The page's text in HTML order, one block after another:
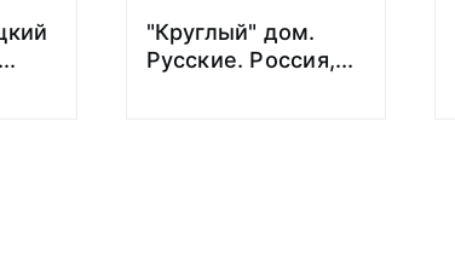
"Круглый" дом.
Русские. Россия,...